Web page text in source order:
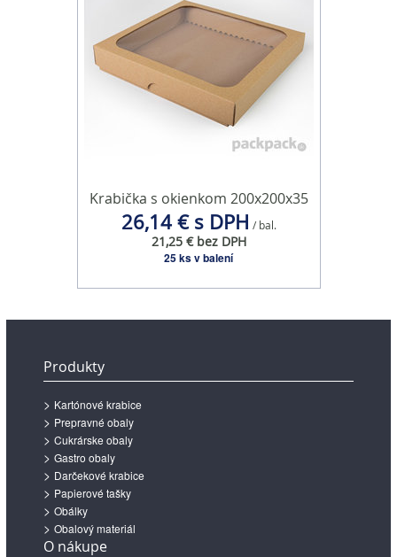
Krabička s okienkom 200x200x35
26,14 € s DPH / bal.
21,25 € bez DPH
25 ks v balení
Produkty
Kartónové krabice
Prepravné obaly
Cukrárske obaly
Gastro obaly
Darčekové krabice
Papierové tašky
Obálky
Obalový materiál
O nákupe